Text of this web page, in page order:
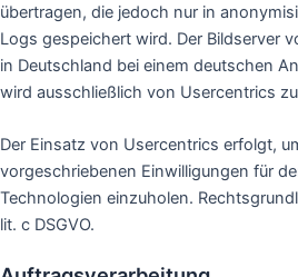
übertragen, die jedoch nur in
Logs gespeichert wird. Der Bildserver
in Deutschland bei einem deutschen
wird ausschließlich von Usercentrics
Der Einsatz von Usercentrics erfolgt,
vorgeschriebenen Einwilligungen für
Technologien einzuholen.
lit. c DSGVO.